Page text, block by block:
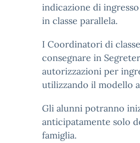
indicazione di
in classe parallela.
I Coordinatori di
consegnare in
autorizzazioni per
utilizzando il modello
Gli alunni potranno
anticipatamente solo
famiglia.